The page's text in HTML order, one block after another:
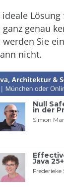
genau
Sie
nicht.